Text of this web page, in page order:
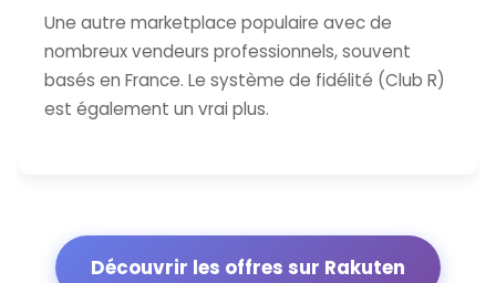
Une autre marketplace populaire avec de
nombreux vendeurs professionnels, souvent
basés en France. Le système de fidélité (Club R)
est également un vrai plus.
Découvrir les offres sur Rakuten